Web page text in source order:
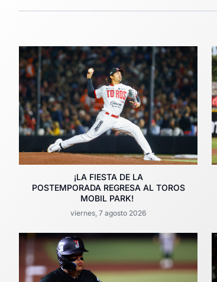
¡LA FIESTA DE LA
POSTEMPORADA REGRESA AL TOROS
MOBIL PARK!
viernes, 7 agosto 2026